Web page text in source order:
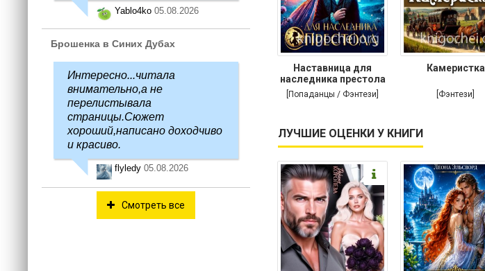
Наставница для
наследника престола
[Попаданцы / Фэнтези]
Камеристка
[Фэнтези]
ЛУЧШИЕ ОЦЕНКИ У КНИГИ
Yablo4ko 05.08.2026
Брошенка в Синих Дубах
Интересно...читала
внимательно,а не
перелистывала
страницы.Сюжет
хороший,написано доходчиво
и красиво.
flyledy 05.08.2026
Смотреть все